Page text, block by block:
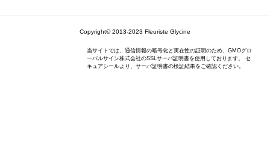
Copyright© 2013-2023 Fleuriste Glycine
当サイトでは、通信情報の暗号化と実在性の証明のため、GMOグロ
ーバルサイン株式会社のSSLサーバ証明書を使用しております。 セ
キュアシールより、サーバ証明書の検証結果をご確認ください。